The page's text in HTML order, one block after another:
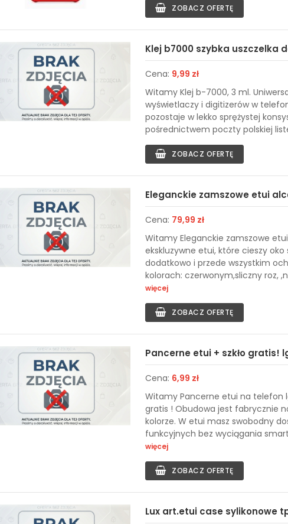
ZOBACZ OFERTĘ
Klej b7000 szybka uszczelka
Cena: 9,99 zł
Witamy Klej b-7000, 3 ml.
wyświetlaczy i digitizerów w
pozostaje w lekko sprężystej
pośrednictwem poczty polskiej
ZOBACZ OFERTĘ
Eleganckie zamszowe etui
Cena: 79,99 zł
Witamy Eleganckie zamszowe
ekskluzywne etui, które cieszy
dodatkowo i przede wszystkim
kolorach: czerwonym,sliczny roz,
więcej
ZOBACZ OFERTĘ
Pancerne etui + szkło gratis!
Cena: 6,99 zł
Witamy Pancerne etui na telefon
gratis ! Obudowa jest fabrycznie
kolorze. W etui masz swobodny
funkcyjnych bez wyciągania
więcej
ZOBACZ OFERTĘ
Lux art.etui case sylikonowe